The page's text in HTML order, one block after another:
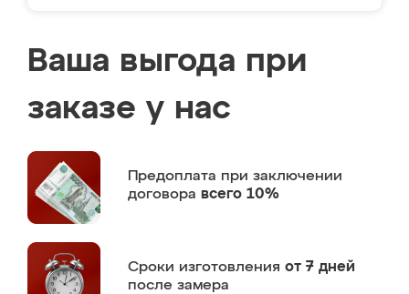
Ваша выгода при
заказе у нас
Предоплата при заключении
договора всего 10%
Сроки изготовления от 7 дней
после замера